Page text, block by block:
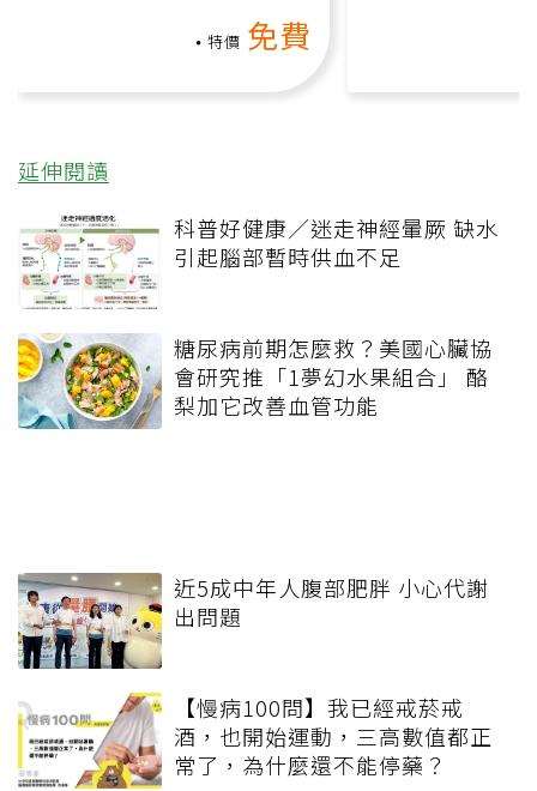
特價 免費
延伸閱讀
科普好健康／迷走神經暈厥 缺水
引起腦部暫時供血不足
糖尿病前期怎麼救？美國心臟協
會研究推「1夢幻水果組合」 酪
梨加它改善血管功能
近5成中年人腹部肥胖 小心代謝
出問題
【慢病100問】我已經戒菸戒
酒，也開始運動，三高數值都正
常了，為什麼還不能停藥？